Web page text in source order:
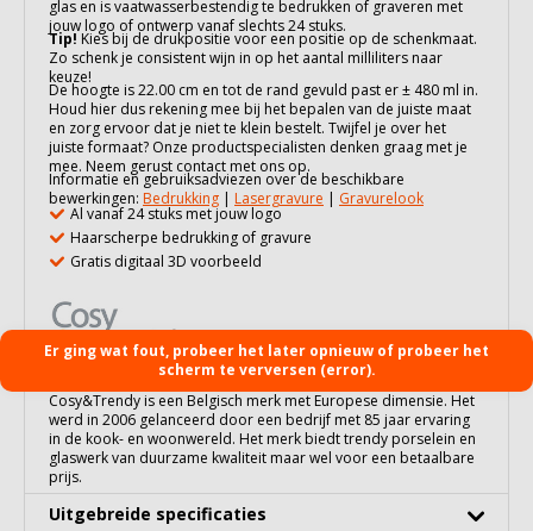
glas en is vaatwasserbestendig te bedrukken of graveren met
jouw logo of ontwerp vanaf slechts 24 stuks.
Tip! Kies bij de drukpositie voor een positie op de schenkmaat.
Zo schenk je consistent wijn in op het aantal milliliters naar
keuze!
De hoogte is 22.00 cm en tot de rand gevuld past er ± 480 ml in.
Houd hier dus rekening mee bij het bepalen van de juiste maat
en zorg ervoor dat je niet te klein bestelt. Twijfel je over het
juiste formaat? Onze productspecialisten denken graag met je
mee. Neem gerust contact met ons op.
Informatie en gebruiksadviezen over de beschikbare
bewerkingen: Bedrukking | Lasergravure | Gravurelook
Al vanaf 24 stuks met jouw logo
Haarscherpe bedrukking of gravure
Gratis digitaal 3D voorbeeld
Cosy&Trendy is een Belgisch merk met Europese dimensie. Het
werd in 2006 gelanceerd door een bedrijf met 85 jaar ervaring
in de kook- en woonwereld. Het merk biedt trendy porselein en
glaswerk van duurzame kwaliteit maar wel voor een betaalbare
prijs.
Uitgebreide specificaties
Er ging wat fout, probeer het later opnieuw of probeer het
scherm te verversen (error).